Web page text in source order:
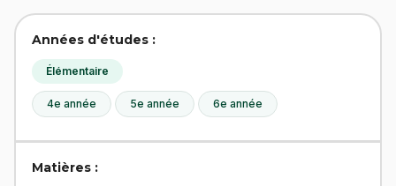
Années d'études :
Élémentaire
4e année 5e année 6e année
Matières :